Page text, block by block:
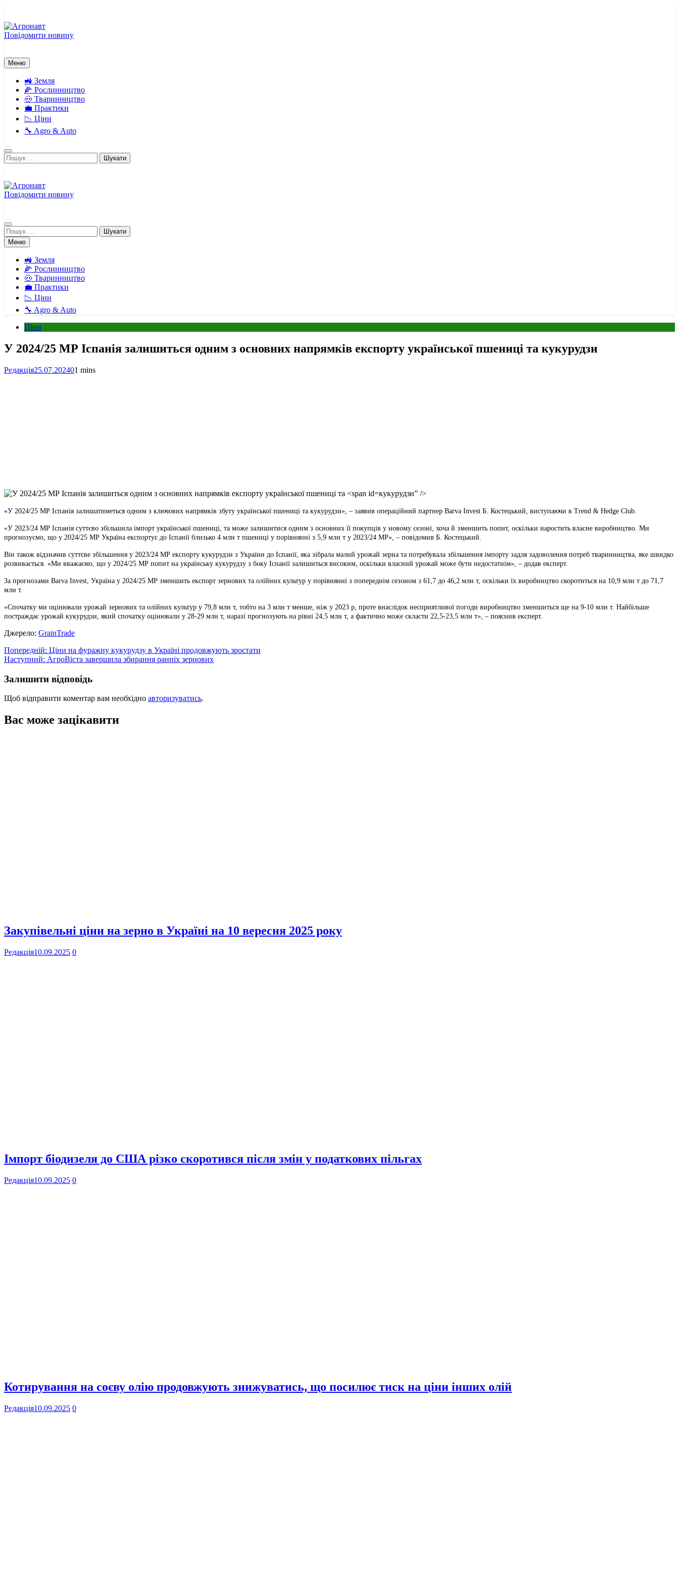
вмісту
Повідомити новину
Меню
🚜 Земля
🌽 Рослинництво
🐽 Тваринництво
💼 Практики
📉 Ціни
🔧 Agro & Auto
Пошук:
Повідомити новину
Пошук:
Меню
🚜 Земля
🌽 Рослинництво
🐽 Тваринництво
💼 Практики
📉 Ціни
🔧 Agro & Auto
Ціни
У 2024/25 МР Іспанія залишиться одним з основних напрямків експорту української пшениці та кукурудзи
Редакція25.07.202401 mins
Link
Print
кукурудзи” />
«У 2024/25 МР Іспанія залишатиметься одним з ключових напрямків збуту української пшениці та кукурудзи», – заявив операційний партнер Barva Invest Б. Костецький, виступаючи в Trend & Hedge Club.
«У 2023/24 МР Іспанія суттєво збільшила імпорт української пшениці, та може залишитися одним з основних її покупців у новому сезоні, хоча й зменшить попит, оскільки наростить власне виробництво. Ми
прогнозуємо, що у 2024/25 МР Україна експортує до Іспанії близько 4 млн т пшениці у порівнянні з 5,9 млн т у 2023/24 МР», – повідомив Б. Костецький.
Він також відзначив суттєве збільшення у 2023/24 МР експорту кукурудзи з України до Іспанії, яка зібрала малий урожай зерна та потребувала збільшення імпорту задля задоволення потреб тваринництва, яке швидко
розвивається. «Ми вважаємо, що у 2024/25 МР попит на українську кукурудзу з боку Іспанії залишиться високим, оскільки власний урожай може бути недостатнім», – додав експерт.
За прогнозами Barva Invest, Україна у 2024/25 МР зменшить експорт зернових та олійних культур у порівнянні з попереднім сезоном з 61,7 до 46,2 млн т, оскільки їх виробництво скоротиться на 10,9 млн т до 71,7
млн т.
«Спочатку ми оцінювали урожай зернових та олійних культур у 79,8 млн т, тобто на 3 млн т менше, ніж у 2023 р, проте внаслідок несприятливої погоди виробництво зменшиться ще на 9-10 млн т. Найбільше
постраждає урожай кукурудзи, який спочатку оцінювали у 28-29 млн т, наразі прогнозують на рівні 24,5 млн т, а фактично може скласти 22,5-23,5 млн т», – пояснив експерт.
Джерело: GrainTrade
Навігація
записів
Попередній: Ціни на фуражну кукурудзу в Україні продовжують зростати
Наступний: АгроВіста завершила збирання ранніх зернових
Залишити відповідь
Щоб відправити коментар вам необхідно авторизуватись.
Вас може зацікавити
Закупівельні ціни на зерно в Україні на 10 вересня 2025 року
Редакція10.09.2025 0
Імпорт біодизеля до США різко скоротився після змін у податкових пільгах
Редакція10.09.2025 0
Котирування на соєву олію продовжують знижуватись, що посилює тиск на ціни інших олій
Редакція10.09.2025 0